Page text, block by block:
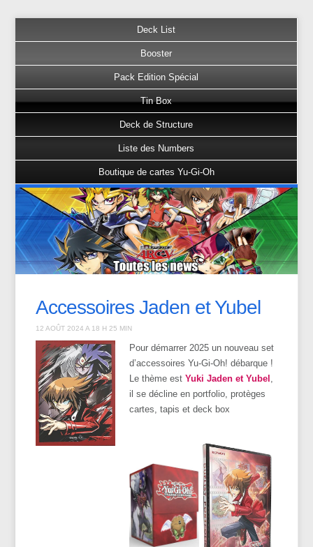
Deck List
Booster
Pack Edition Spécial
Tin Box
Deck de Structure
Liste des Numbers
Boutique de cartes Yu-Gi-Oh
Accessoires Jaden et Yubel
12 AOÛT 2024 A 18 H 25 MIN
Pour démarrer 2025 un nouveau set
d’accessoires Yu-Gi-Oh! débarque !
Le thème est Yuki Jaden et Yubel
il se décline en portfolio, protèges
cartes, tapis et deck box